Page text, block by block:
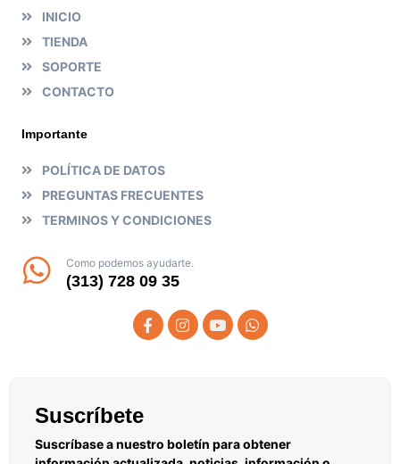
INICIO
TIENDA
SOPORTE
CONTACTO
Importante
POLÍTICA DE DATOS
PREGUNTAS FRECUENTES
TERMINOS Y CONDICIONES
Como podemos ayudarte.
(313) 728 09 35
Suscríbete
Suscríbase a nuestro boletín para obtener